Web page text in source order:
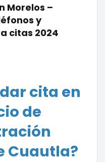
Morelos –
y
citas 2024
cita en
de
Cuautla?